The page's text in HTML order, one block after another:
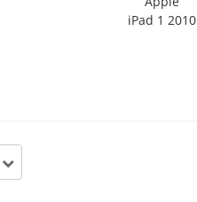
iPad 1 2010